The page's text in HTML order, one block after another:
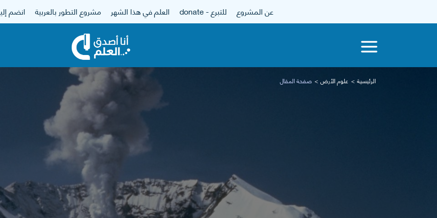
عن المشروع للتبرع - donate العلم في هذا الشهر مشروع التطور بالعربية انضم
الرئيسية علوم الأرض صفحة المقال